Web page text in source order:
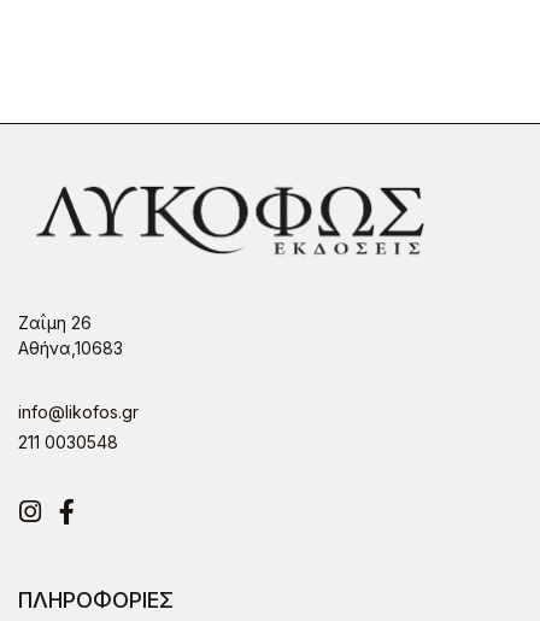
Ζαΐμη 26
Αθήνα,10683
info@likofos.gr
211 0030548
Instagram
Facebook
ΠΛΗΡΟΦΟΡΙΕΣ